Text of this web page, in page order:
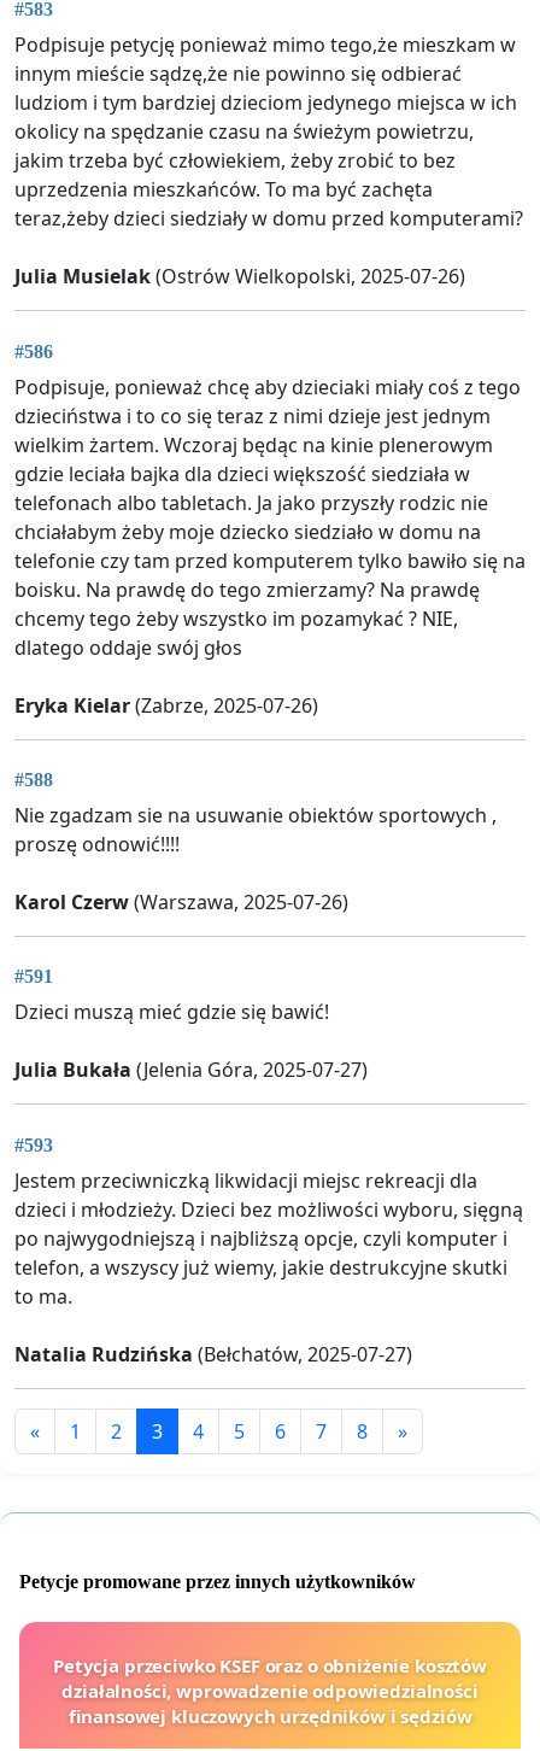
#583
Podpisuje petycję ponieważ mimo tego,że mieszkam w
innym mieście sądzę,że nie powinno się odbierać
ludziom i tym bardziej dzieciom jedynego miejsca w ich
okolicy na spędzanie czasu na świeżym powietrzu,
jakim trzeba być człowiekiem, żeby zrobić to bez
uprzedzenia mieszkańców. To ma być zachęta
teraz,żeby dzieci siedziały w domu przed komputerami?
Julia Musielak(Ostrów Wielkopolski, 2025-07-26)
#586
Podpisuje, ponieważ chcę aby dzieciaki miały coś z tego
dzieciństwa i to co się teraz z nimi dzieje jest jednym
wielkim żartem. Wczoraj będąc na kinie plenerowym
gdzie leciała bajka dla dzieci większość siedziała w
telefonach albo tabletach. Ja jako przyszły rodzic nie
chciałabym żeby moje dziecko siedziało w domu na
telefonie czy tam przed komputerem tylko bawiło się na
boisku. Na prawdę do tego zmierzamy? Na prawdę
chcemy tego żeby wszystko im pozamykać ? NIE,
dlatego oddaje swój głos
Eryka Kielar(Zabrze, 2025-07-26)
#588
Nie zgadzam sie na usuwanie obiektów sportowych ,
proszę odnowić!!!!
Karol Czerw(Warszawa, 2025-07-26)
#591
Dzieci muszą mieć gdzie się bawić!
Julia Bukała (Jelenia Góra, 2025-07-27)
#593
Jestem przeciwniczką likwidacji miejsc rekreacji dla
dzieci i młodzieży. Dzieci bez możliwości wyboru, sięgną
po najwygodniejszą i najbliższą opcje, czyli komputer i
telefon, a wszyscy już wiemy, jakie destrukcyjne skutki
to ma.
Natalia Rudzińska (Bełchatów, 2025-07-27)
« 1 2 3 4 5 6 7 8 »
Petycje promowane przez innych użytkowników
Petycja przeciwko KSEF oraz o obniżenie kosztów
działalności, wprowadzenie odpowiedzialności
finansowej kluczowych urzędników i sędziów